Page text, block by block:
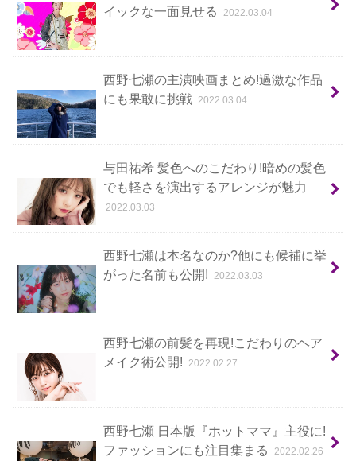
イックな一面見せる
2022.03.04
西野七瀬の主演映画まとめ!過激な作品
にも果敢に挑戦
2022.03.04
与田祐希 髪色へのこだわり!暗めの髪色
でも軽さを演出するアレンジが魅力
2022.03.03
西野七瀬は本名なのか?他にも候補に挙
がった名前も公開!
2022.03.03
西野七瀬の前髪を再現!こだわりのヘア
メイク術公開!
2022.02.27
西野七瀬 日本版『ホットママ』主役に!
ファッションにも注目集まる
2022.02.26